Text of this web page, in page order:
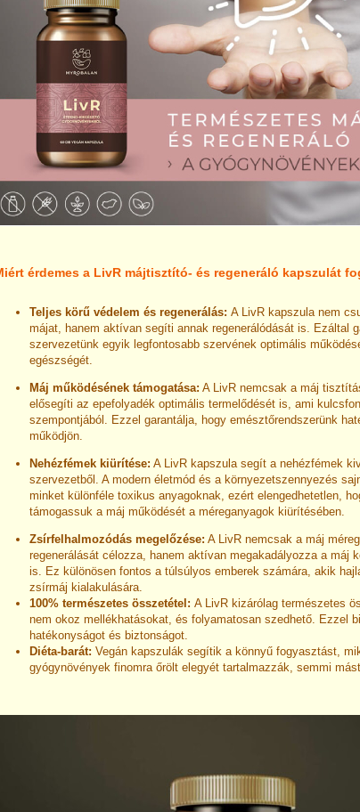
érdemes a LivR májtisztító- és regeneráló kapszulát
Teljes körű védelem és regenerálás: A LivR kapszula nem
májat, hanem aktívan segíti annak regenerálódását is. Ezáltal
szervezetünk egyik legfontosabb szervének optimális
egészségét.
Máj működésének támogatása: A LivR nemcsak a máj
elősegíti az epefolyadék optimális termelődését is, ami
szempontjából. Ezzel garantálja, hogy emésztőrendszerünk
működjön.
Nehézfémek kiürítése: A LivR kapszula segít a nehézfémek
szervezetből. A modern életmód és a környezetszennyezés
minket különféle toxikus anyagoknak, ezért elengedhetetlen,
támogassuk a máj működését a méreganyagok kiürítésében.
Zsírfelhalmozódás megelőzése: A LivR nemcsak a máj
regenerálását célozza, hanem aktívan megakadályozza a máj
is. Ez különösen fontos a túlsúlyos emberek számára, akik
zsírmáj kialakulására.
100% természetes összetétel: A LivR kizárólag természetes
nem okoz mellékhatásokat, és folyamatosan szedhető. Ezzel
hatékonyságot és biztonságot.
Diéta-barát: Vegán kapszulák segítik a könnyű fogyasztást,
gyógynövények finomra őrölt elegyét tartalmazzák, semmi mást.